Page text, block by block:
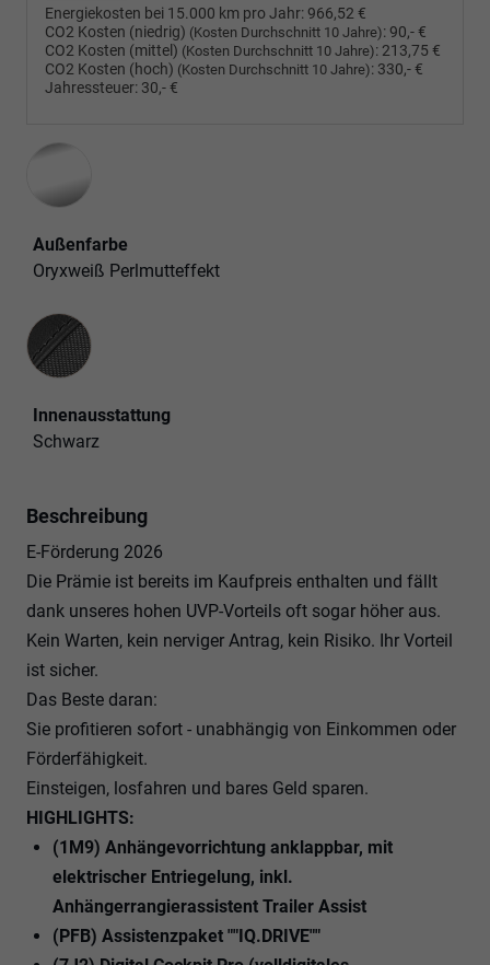
Energiekosten bei 15.000 km pro Jahr: 966,52 €
CO2 Kosten (niedrig) (Kosten Durchschnitt 10 Jahre): 90,- €
CO2 Kosten (mittel) (Kosten Durchschnitt 10 Jahre): 213,75 €
CO2 Kosten (hoch) (Kosten Durchschnitt 10 Jahre): 330,- €
Jahressteuer: 30,- €
Außenfarbe
Oryxweiß Perlmutteffekt
Innenausstattung
Innenausstattung
Schwarz
Beschreibung
E-Förderung 2026
Die Prämie ist bereits im Kaufpreis enthalten und fällt
dank unseres hohen UVP-Vorteils oft sogar höher aus.
Kein Warten, kein nerviger Antrag, kein Risiko. Ihr Vorteil
ist sicher.
Das Beste daran:
Sie profitieren sofort - unabhängig von Einkommen oder
Förderfähigkeit.
Einsteigen, losfahren und bares Geld sparen.
HIGHLIGHTS:
(1M9) Anhängevorrichtung anklappbar, mit
elektrischer Entriegelung, inkl.
Anhängerrangierassistent Trailer Assist
(PFB) Assistenzpaket ""IQ.DRIVE""